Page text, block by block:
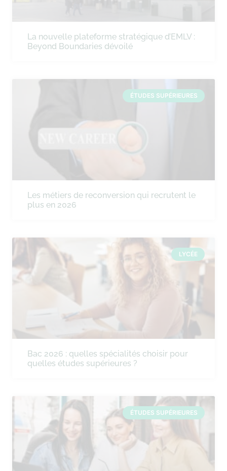
La nouvelle plateforme stratégique d’EMLV :
Beyond Boundaries dévoilé
ÉTUDES SUPÉRIEURES
Les métiers de reconversion qui recrutent le
plus en 2026
LYCÉE
Bac 2026 : quelles spécialités choisir pour
quelles études supérieures ?
ÉTUDES SUPÉRIEURES